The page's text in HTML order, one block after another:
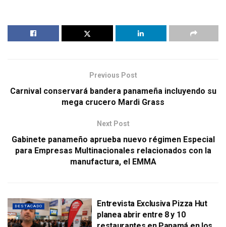
Previous Post
Carnival conservará bandera panameña incluyendo su
mega crucero Mardi Grass
Next Post
Gabinete panameño aprueba nuevo régimen Especial
para Empresas Multinacionales relacionados con la
manufactura, el EMMA
DESTACADO
Entrevista Exclusiva Pizza Hut
planea abrir entre 8 y 10